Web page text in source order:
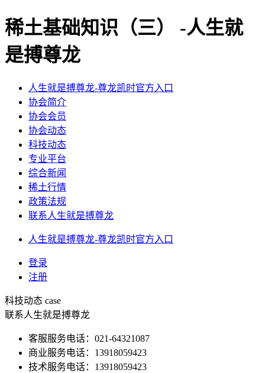
稀土基础知识（三） -人生就
是搏尊龙
人生就是搏尊龙-尊龙凯时官方入口
协会简介
协会会员
协会动态
科技动态
专业平台
综合新闻
稀土行情
政策法规
联系人生就是搏尊龙
人生就是搏尊龙-尊龙凯时官方入口
登录
注册
科技动态 case
联系人生就是搏尊龙
客服服务电话：021-64321087
商业服务电话：13918059423
技术服务电话：13918059423